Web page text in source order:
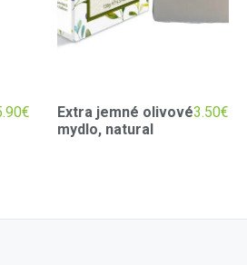
€
Extra jemné olivové
mydlo, natural
3.50€